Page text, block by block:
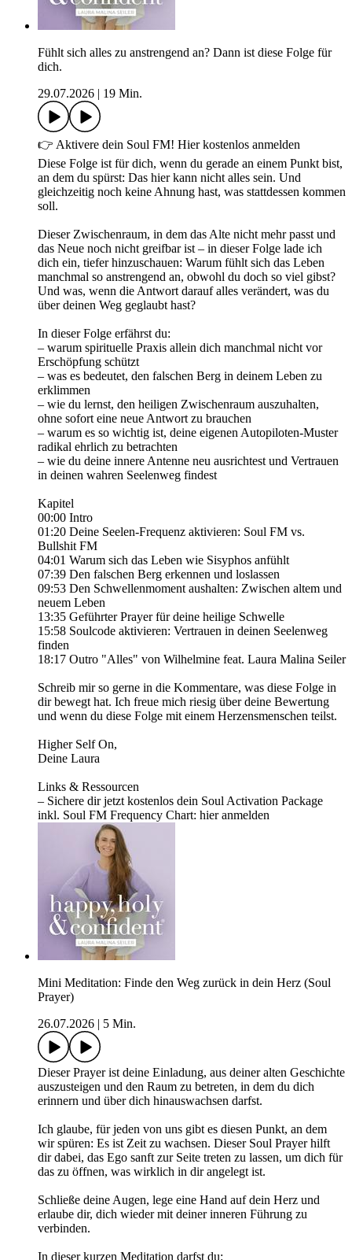
Fühlt sich alles zu anstrengend an? Dann ist diese Folge für
dich.
29.07.2026
19 Min.
👉 Aktivere dein Soul FM! Hier kostenlos anmelden
Diese Folge ist für dich, wenn du gerade an einem Punkt bist,
an dem du spürst: Das hier kann nicht alles sein. Und
gleichzeitig noch keine Ahnung hast, was stattdessen kommen
soll.
Dieser Zwischenraum, in dem das Alte nicht mehr passt und
das Neue noch nicht greifbar ist – in dieser Folge lade ich
dich ein, tiefer hinzuschauen: Warum fühlt sich das Leben
manchmal so anstrengend an, obwohl du doch so viel gibst?
Und was, wenn die Antwort darauf alles verändert, was du
über deinen Weg geglaubt hast?
In dieser Folge erfährst du:
– warum spirituelle Praxis allein dich manchmal nicht vor
Erschöpfung schützt
– was es bedeutet, den falschen Berg in deinem Leben zu
erklimmen
– wie du lernst, den heiligen Zwischenraum auszuhalten,
ohne sofort eine neue Antwort zu brauchen
– warum es so wichtig ist, deine eigenen Autopiloten-Muster
radikal ehrlich zu betrachten
– wie du deine innere Antenne neu ausrichtest und Vertrauen
in deinen wahren Seelenweg findest
Kapitel
00:00 Intro
01:20 Deine Seelen-Frequenz aktivieren: Soul FM vs.
Bullshit FM
04:01 Warum sich das Leben wie Sisyphos anfühlt
07:39 Den falschen Berg erkennen und loslassen
09:53 Den Schwellenmoment aushalten: Zwischen altem und
neuem Leben
13:35 Geführter Prayer für deine heilige Schwelle
15:58 Soulcode aktivieren: Vertrauen in deinen Seelenweg
finden
18:17 Outro "Alles" von Wilhelmine feat. Laura Malina Seiler
Schreib mir so gerne in die Kommentare, was diese Folge in
dir bewegt hat. Ich freue mich riesig über deine Bewertung
und wenn du diese Folge mit einem Herzensmenschen teilst.
Higher Self On,
Deine Laura
Links & Ressourcen
– Sichere dir jetzt kostenlos dein Soul Activation Package
inkl. Soul FM Frequency Chart: hier anmelden
Mini Meditation: Finde den Weg zurück in dein Herz (Soul
Prayer)
26.07.2026
5 Min.
Dieser Prayer ist deine Einladung, aus deiner alten Geschichte
auszusteigen und den Raum zu betreten, in dem du dich
erinnern und über dich hinauswachsen darfst.
Ich glaube, für jeden von uns gibt es diesen Punkt, an dem
wir spüren: Es ist Zeit zu wachsen. Dieser Soul Prayer hilft
dir dabei, das Ego sanft zur Seite treten zu lassen, um dich für
das zu öffnen, was wirklich in dir angelegt ist.
Schließe deine Augen, lege eine Hand auf dein Herz und
erlaube dir, dich wieder mit deiner inneren Führung zu
verbinden.
In dieser kurzen Meditation darfst du: